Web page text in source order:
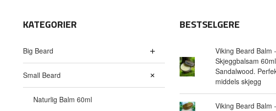
KATEGORIER
Big Beard
Small Beard
Naturlig Balm 60ml
BESTSELGERE
Viking Beard Balm -
Skjeggbalsam
Sandalwood.
middels skjegg
Viking Beard Balm